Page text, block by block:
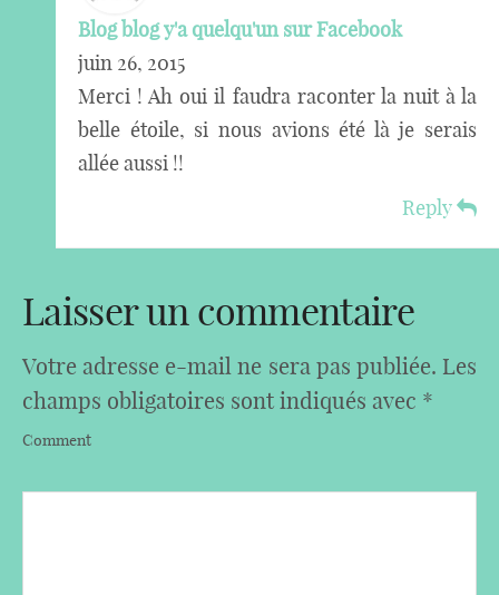
Blog blog y'a quelqu'un sur Facebook
juin 26, 2015
Merci ! Ah oui il faudra raconter la nuit à la
belle étoile, si nous avions été là je serais
allée aussi !!
Reply
Laisser un commentaire
Votre adresse e-mail ne sera pas publiée. Les
champs obligatoires sont indiqués avec *
Comment